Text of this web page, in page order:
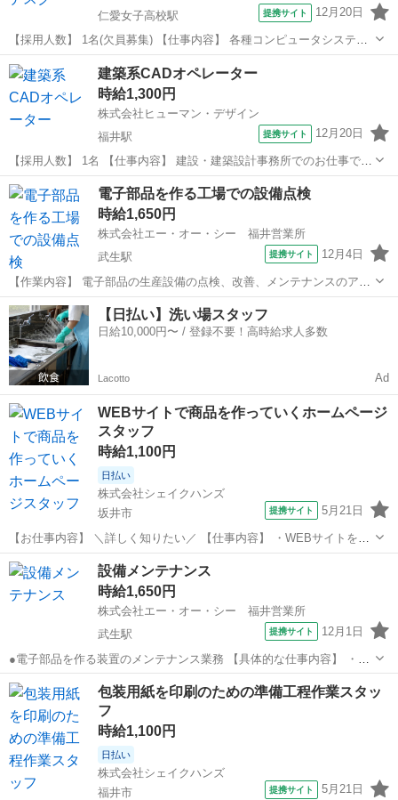
仁愛女子高校駅 提携サイト 12月20日
【採用人数】 1名(欠員募集) 【仕事内容】 各種コンピュータシステ
ム・ネットワーク・ソフトウェアの設計・開発・運用・サポートを手
がける企業でのお仕事です。 ▽主に担当していただくお仕事はコチラ
▽ ・学校内での先生や学生...
福井 福井市 仁愛女子高校駅 その他
建築系CADオペレーター
時給1,300円
株式会社ヒューマン・デザイン
福井駅
提携サイト 12月20日
【採用人数】 1名 【仕事内容】 建設・建築設計事務所でのお仕事で
す。 ▽主に担当していただくお仕事はコチラ▽ ・商業施設、公共施設
の図面入力・修正 ・平面図、立面図、断面図の入力・修正 ・
JWCAD、アーキトレンドを主...
福井 福井市 福井駅 その他
電子部品を作る工場での設備点検
時給1,650円
株式会社エー・オー・シー 福井営業所
武生駅
提携サイト 12月4日
【作業内容】 電子部品の生産設備の点検、改善、メンテナンスのアシ
スタントからスタート ・分解 ・部品洗浄 ・部品交換 ・調整 ・試運転
など ※設備保全担当の先輩がマンツーマンで研修 【留意点】 ・高所
作業あり ・簡単なパソ...
福井 越前市 武生駅 その他
【日払い】洗い場スタッフ
日給10,000円〜 / 登録不要！高時給求人多数
Lacotto Ad
WEBサイトで商品を作っていくホームページ
スタッフ
時給1,100円
日払い
株式会社シェイクハンズ
坂井市
提携サイト 5月21日
【お仕事内容】 ＼詳しく知りたい／ 【仕事内容】 ・WEBサイトを運
営している会社でHPをつくる仕事です。 ・HPに掲載する商品の写真
を明るくしたり、 文字を入れ込んだり編集します。 ・商品の口コミを
コピペで入力します。 ...
福井 坂井市 その他
設備メンテナンス
時給1,650円
株式会社エー・オー・シー 福井営業所
武生駅
提携サイト 12月1日
●電子部品を作る装置のメンテナンス業務 【具体的な仕事内容】 ・機
械(特性選別テーピング機)のメンテナンスと交換 ・機械(外観選別機、
特性選別テーピング機)の定期点検 ・手順書に従った保全業務 実施し
た仕事内容はデータ入...
福井 武生駅 その他
包装用紙を印刷のための準備工程作業スタッ
フ
時給1,100円
日払い
株式会社シェイクハンズ
福井市
提携サイト 5月21日